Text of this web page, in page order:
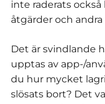
inte raderats
åtgärder och
Det är svindlande
upptas av app-/
du hur mycket
slösats bort? Det